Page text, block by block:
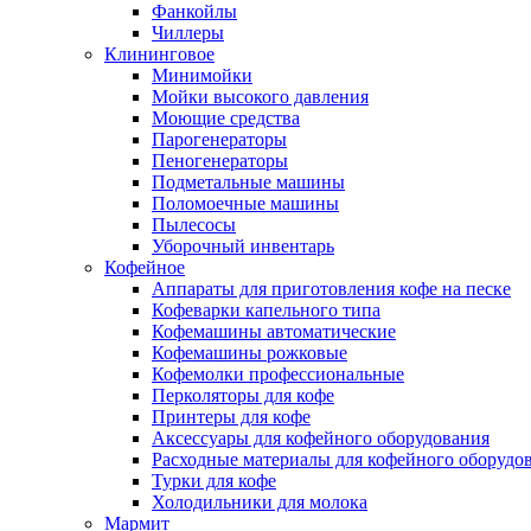
Фанкойлы
Чиллеры
Клининговое
Минимойки
Мойки высокого давления
Моющие средства
Парогенераторы
Пеногенераторы
Подметальные машины
Поломоечные машины
Пылесосы
Уборочный инвентарь
Кофейное
Аппараты для приготовления кофе на песке
Кофеварки капельного типа
Кофемашины автоматические
Кофемашины рожковые
Кофемолки профессиональные
Перколяторы для кофе
Принтеры для кофе
Аксессуары для кофейного оборудования
Расходные материалы для кофейного
Турки для кофе
Холодильники для молока
Мармит